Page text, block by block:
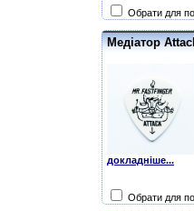
Обрати для
Медіатор
докладніше...
Обрати для